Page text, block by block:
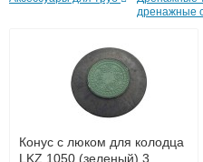
Доставка в регионы России.
Подробнее
1 105
Подробнее
дренажные
Конус с люком для колодца
LKZ 1050 (зеленый) 3